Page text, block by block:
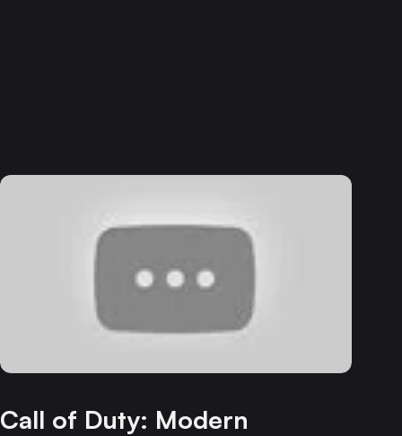
Call of Duty: Modern